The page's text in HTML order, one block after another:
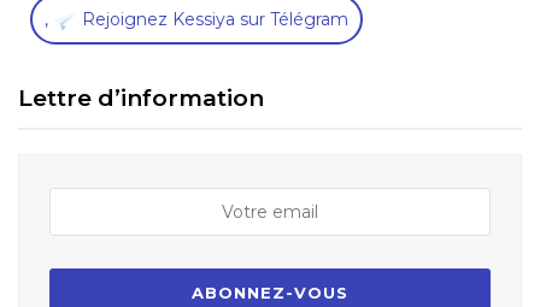
, Rejoignez Kessiya sur Télégram
Lettre d’information